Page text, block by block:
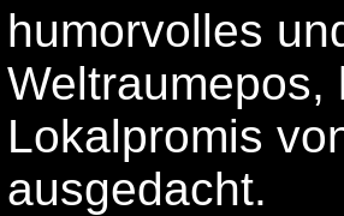
humorvolles
Weltraumepos,
Lokalpromis
ausgedacht.